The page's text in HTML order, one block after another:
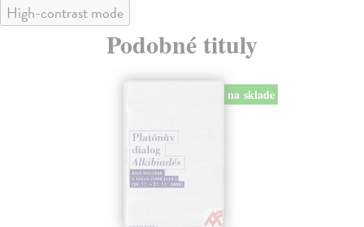
High-contrast mode
Podobné tituly
na sklade